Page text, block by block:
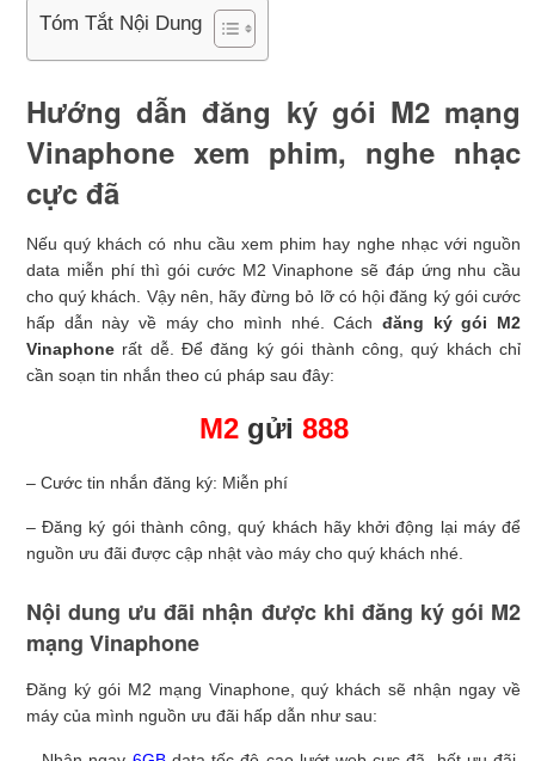
Tóm Tắt Nội Dung
Hướng dẫn đăng ký gói M2 mạng
Vinaphone xem phim, nghe nhạc
cực đã
Nếu quý khách có nhu cầu xem phim hay nghe nhạc với nguồn
data miễn phí thì gói cước M2 Vinaphone sẽ đáp ứng nhu cầu
cho quý khách. Vậy nên, hãy đừng bỏ lỡ có hội đăng ký gói cước
hấp dẫn này về máy cho mình nhé. Cách đăng ký gói M2
Vinaphone rất dễ. Để đăng ký gói thành công, quý khách chỉ
cần soạn tin nhắn theo cú pháp sau đây:
M2gửi 888
– Cước tin nhắn đăng ký: Miễn phí
– Đăng ký gói thành công, quý khách hãy khởi động lại máy để
nguồn ưu đãi được cập nhật vào máy cho quý khách nhé.
Nội dung ưu đãi nhận được khi đăng ký gói M2
mạng Vinaphone
Đăng ký gói M2 mạng Vinaphone, quý khách sẽ nhận ngay về
máy của mình nguồn ưu đãi hấp dẫn như sau: